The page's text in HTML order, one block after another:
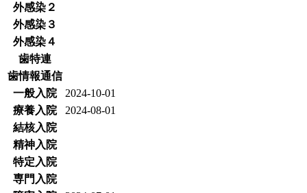
外感染２
外感染３
外感染４
歯特連
歯情報通信
一般入院
2024-10-01
療養入院
2024-08-01
結核入院
精神入院
特定入院
専門入院